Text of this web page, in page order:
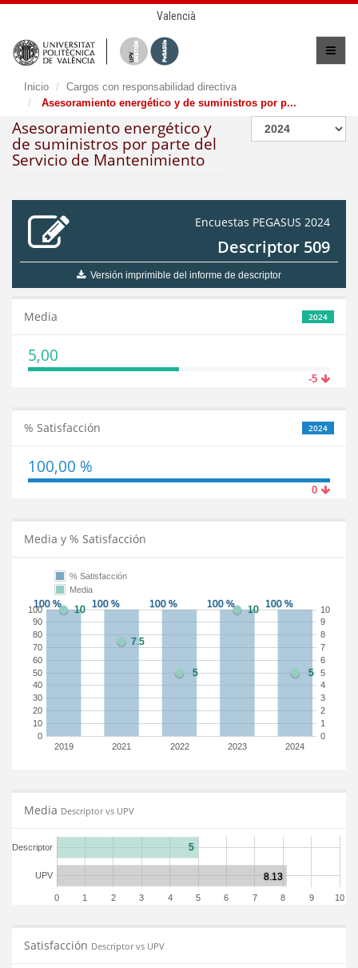
Valencià
Inicio
Cargos con responsabilidad directiva
Asesoramiento energético y de suministros por p...
Asesoramiento energético y
de suministros por parte del
Servicio de Mantenimiento
Encuestas PEGASUS 2024
Descriptor 509
Versión imprimible del informe de descriptor
2024
Media
5,00
-5
2024
% Satisfacción
100,00 %
0
Media y % Satisfacción
2019 2021 2022 2023 2024
0
10
20
30
40
50
60
70
80
90
100
0
1
2
3
4
5
6
7
8
9
10
% Satisfacción
Media
Media Descriptor vs UPV
0 1 2 3 4 5 6 7 8 9 10
UPV
Descriptor
Satisfacción Descriptor vs UPV